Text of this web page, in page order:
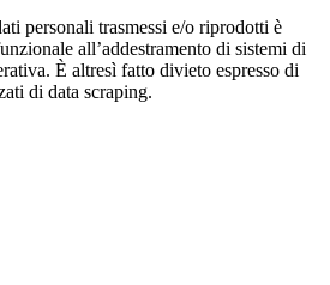
personali trasmessi e/o riprodotti è
all’addestramento di sistemi di
È altresì fatto divieto espresso di
di data scraping.